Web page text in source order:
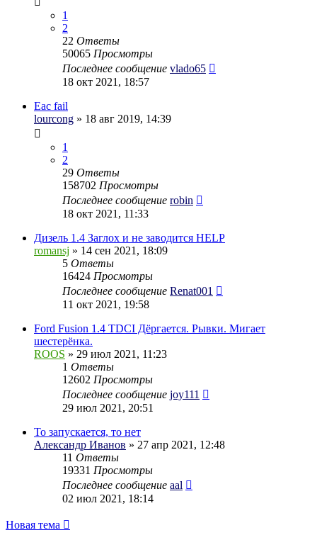
1
2
22 Ответы
50065 Просмотры
Последнее сообщение vlado65
18 окт 2021, 18:57
Eac fail
lourcong » 18 авг 2019, 14:39
1
2
29 Ответы
158702 Просмотры
Последнее сообщение robin
18 окт 2021, 11:33
Дизель 1.4 Заглох и не заводится HELP
romansj » 14 сен 2021, 18:09
5 Ответы
16424 Просмотры
Последнее сообщение Renat001
11 окт 2021, 19:58
Ford Fusion 1.4 TDCI Дёргается. Рывки. Мигает
шестерёнка.
ROOS » 29 июл 2021, 11:23
1 Ответы
12602 Просмотры
Последнее сообщение joy111
29 июл 2021, 20:51
То запускается, то нет
Александр Иванов » 27 апр 2021, 12:48
11 Ответы
19331 Просмотры
Последнее сообщение aal
02 июл 2021, 18:14
Новая тема